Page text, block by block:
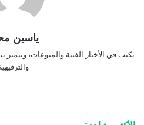
ياسين
يكتب في الأخبار الفنية والمنوعات، ويتميز